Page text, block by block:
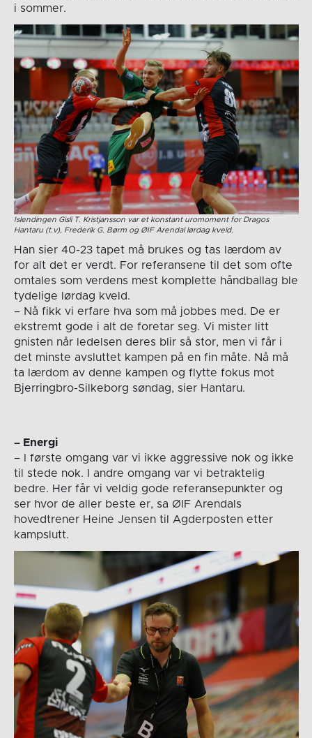
i sommer.
Islendingen Gisli T. Kristjansson var et konstant uromoment for Dragos
Hantaru (t.v), Frederik G. Børm og ØIF Arendal lørdag kveld.
Han sier 40-23 tapet må brukes og tas lærdom av
for alt det er verdt. For referansene til det som ofte
omtales som verdens mest komplette håndballag ble
tydelige lørdag kveld.
– Nå fikk vi erfare hva som må jobbes med. De er
ekstremt gode i alt de foretar seg. Vi mister litt
gnisten når ledelsen deres blir så stor, men vi får i
det minste avsluttet kampen på en fin måte. Nå må
ta lærdom av denne kampen og flytte fokus mot
Bjerringbro-Silkeborg søndag, sier Hantaru.
– Energi
– I første omgang var vi ikke aggressive nok og ikke
til stede nok. I andre omgang var vi betraktelig
bedre. Her får vi veldig gode referansepunkter og
ser hvor de aller beste er, sa ØIF Arendals
hovedtrener Heine Jensen til Agderposten etter
kampslutt.